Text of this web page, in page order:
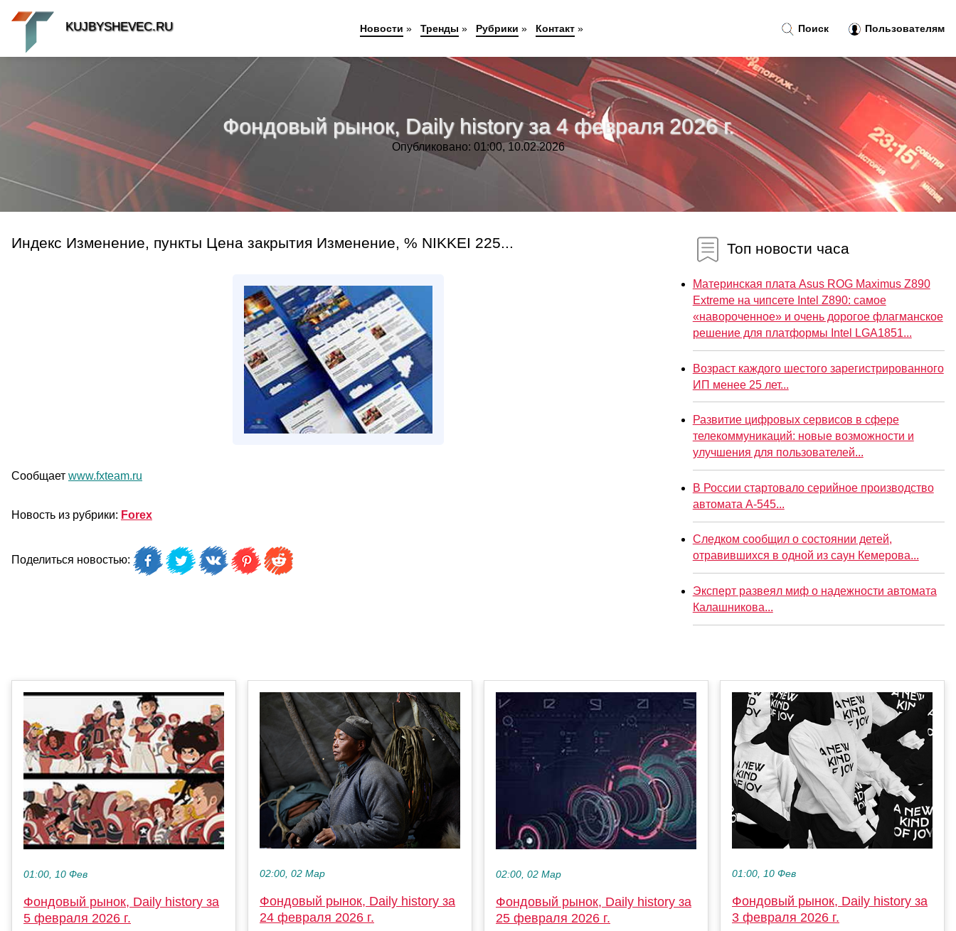
Фондовый рынок, Daily history за 4 февраля 2026 г.
Опубликовано: 01:00, 10.02.2026
Индекс Изменение, пункты Цена закрытия Изменение, % NIKKEI 225...
Сообщает www.fxteam.ru
Новость из рубрики: Forex
Поделиться новостью:
Топ новости часа
Материнская плата Asus ROG Maximus Z890
Extreme на чипсете Intel Z890: самое
«навороченное» и очень дорогое флагманское
решение для платформы Intel LGA1851...
Возраст каждого шестого зарегистрированного
ИП менее 25 лет...
Развитие цифровых сервисов в сфере
телекоммуникаций: новые возможности и
улучшения для пользователей...
В России стартовало серийное производство
автомата А-545...
Следком сообщил о состоянии детей,
отравившихся в одной из саун Кемерова...
Эксперт развеял миф о надежности автомата
Калашникова...
01:00, 10 Фев
Фондовый рынок, Daily history за
5 февраля 2026 г.
02:00, 02 Мар
Фондовый рынок, Daily history за
24 февраля 2026 г.
02:00, 02 Мар
Фондовый рынок, Daily history за
25 февраля 2026 г.
01:00, 10 Фев
Фондовый рынок, Daily history за
3 февраля 2026 г.
Поиск Пользователям
KUJBYSHEVEC.RU Новости » Тренды » Рубрики » Контакт»